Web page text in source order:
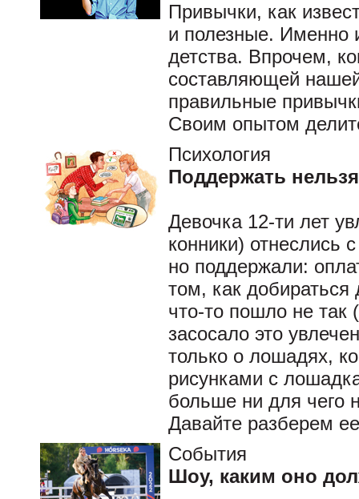
Привычки, как
и полезные. Именно
детства. Впрочем,
составляющей
правильные
Своим опытом
Психология
Поддержать
Девочка 12-ти лет
конники) отнеслись
но поддержали:
том, как
что-то пошло не так
засосало это
только о лошадях,
рисунками с
больше ни для чего
Давайте разберем
События
Шоу, каким оно